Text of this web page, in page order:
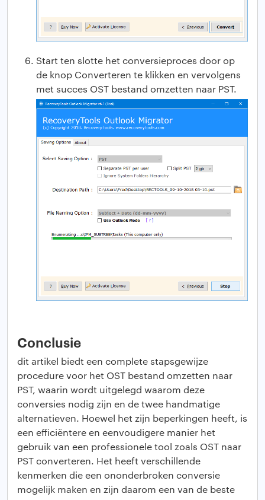
Start ten slotte het conversieproces door op
de knop Converteren te klikken en vervolgens
met succes OST bestand omzetten naar PST.
Conclusie
dit artikel biedt een complete stapsgewijze
procedure voor het OST bestand omzetten naar
PST, waarin wordt uitgelegd waarom deze
conversies nodig zijn en de twee handmatige
alternatieven. Hoewel het zijn beperkingen heeft, is
een efficiëntere en eenvoudigere manier het
gebruik van een professionele tool zoals OST naar
PST converteren. Het heeft verschillende
kenmerken die een ononderbroken conversie
mogelijk maken en zijn daarom een van de beste